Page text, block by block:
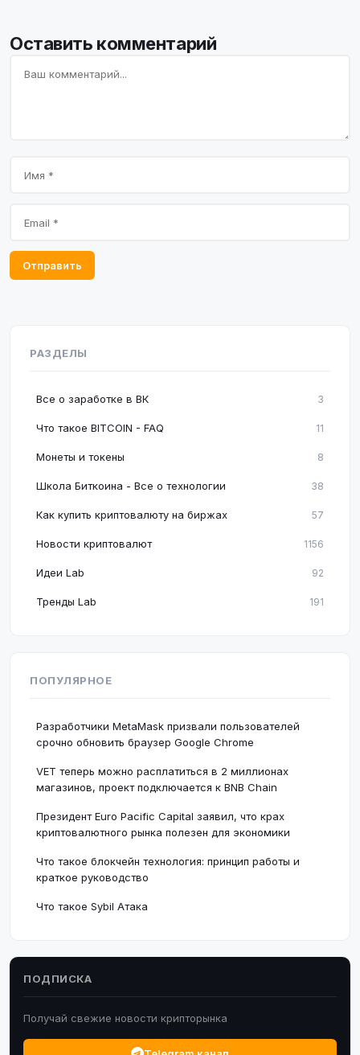
Оставить комментарий
Отправить
РАЗДЕЛЫ
Все о заработке в ВК 3
Что такое BITCOIN - FAQ 11
Монеты и токены 8
Школа Биткоина - Все о технологии 38
Как купить криптовалюту на биржах 57
Новости криптовалют 1156
Идеи Lab 92
Тренды Lab 191
ПОПУЛЯРНОЕ
Разработчики MetaMask призвали пользователей
срочно обновить браузер Google Chrome
VET теперь можно расплатиться в 2 миллионах
магазинов, проект подключается к BNB Chain
Президент Euro Pacific Capital заявил, что крах
криптовалютного рынка полезен для экономики
Что такое блокчейн технология: принцип работы и
краткое руководство
Что такое Sybil Атака
ПОДПИСКА
Получай свежие новости крипторынка